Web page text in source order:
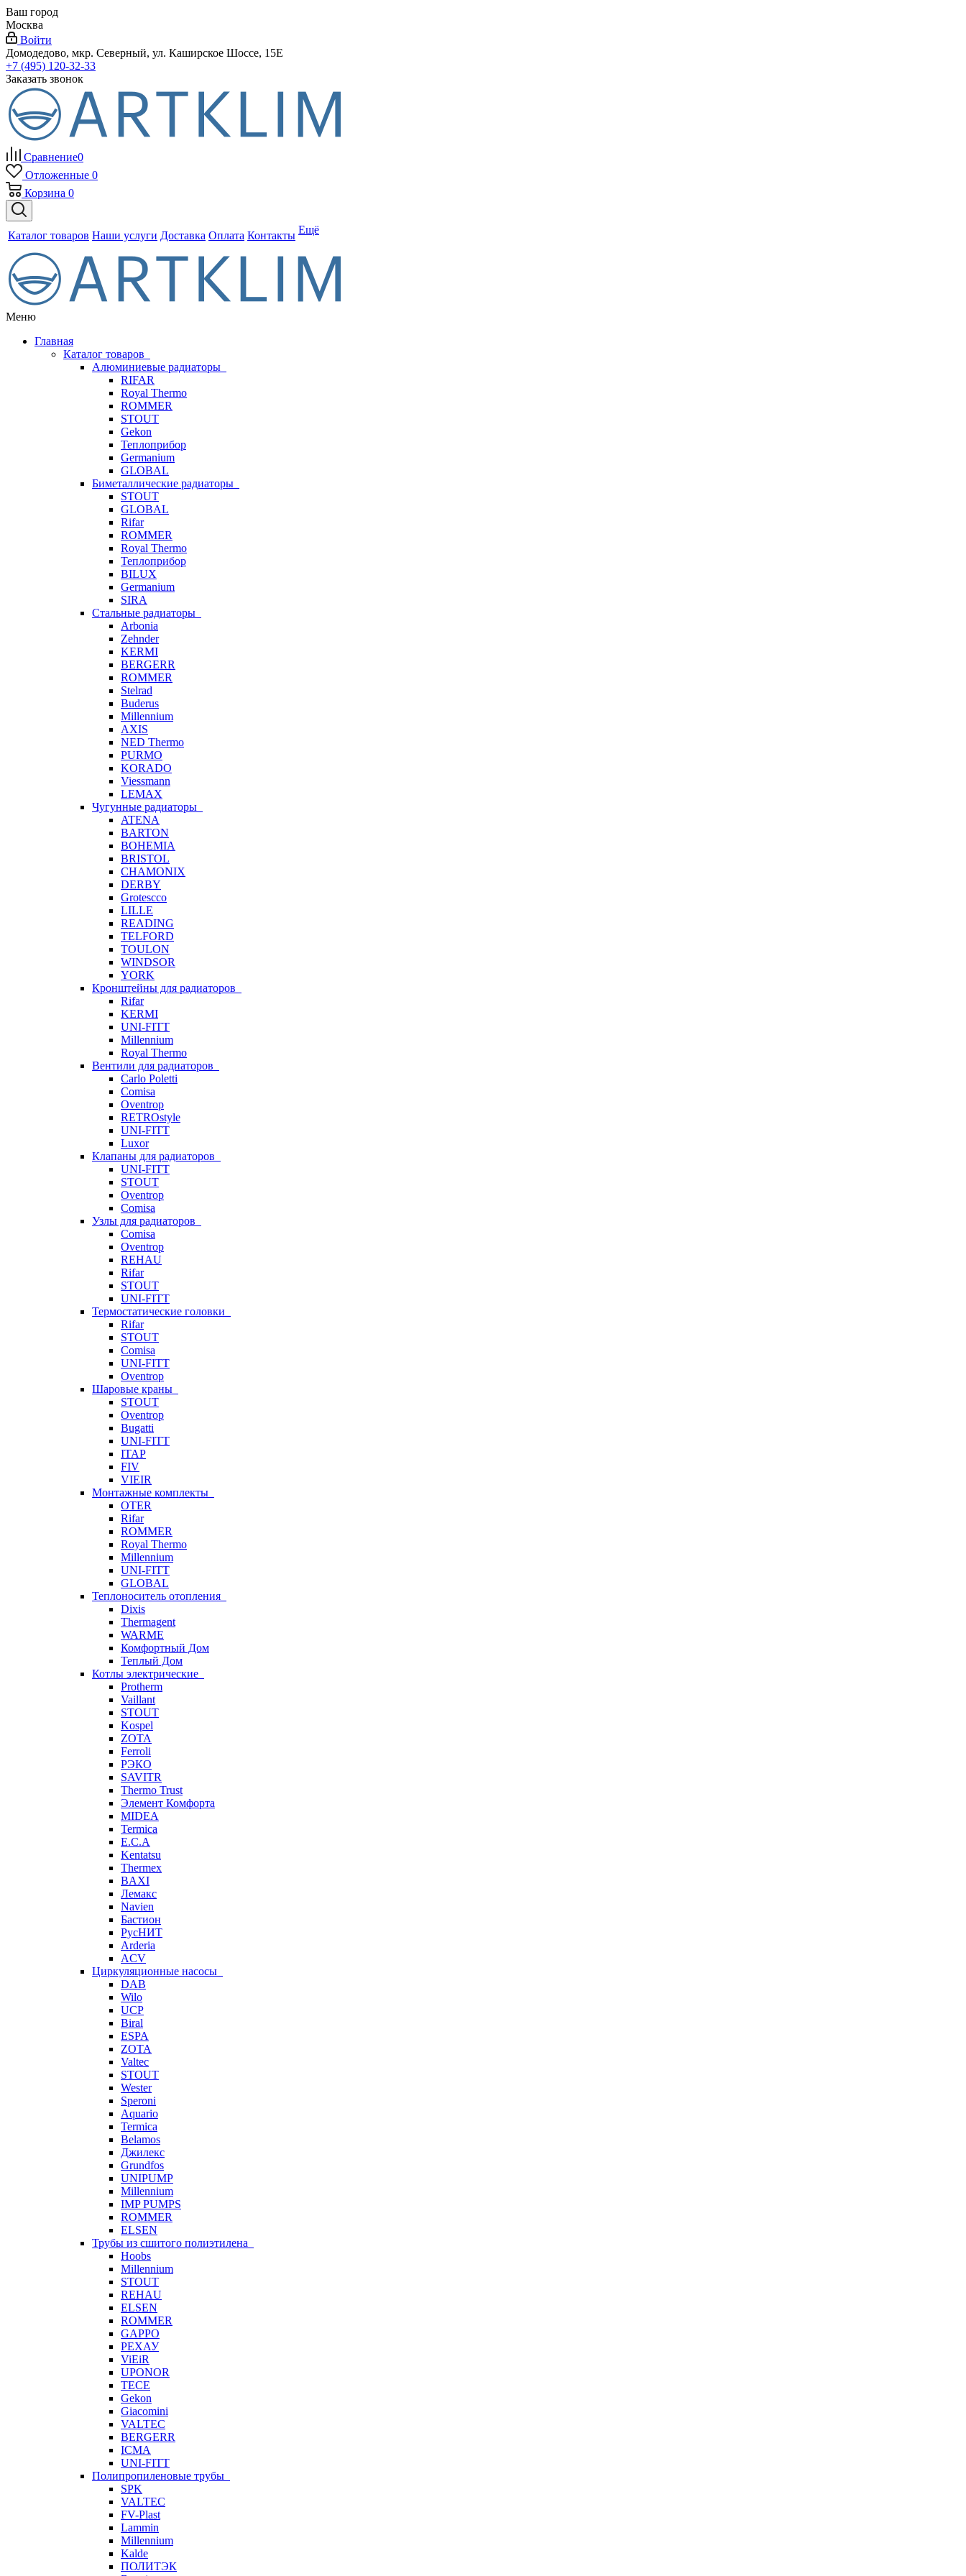
Ваш город
Москва
Войти
Домодедово, мкр. Северный, ул. Каширское Шоссе, 15Е
+7 (495) 120-32-33
Заказать звонок
Сравнение0
Отложенные 0
Корзина 0
Каталог товаров Наши услуги Доставка Оплата Контакты Ещё
Меню
Главная
Каталог товаров
Алюминиевые радиаторы
RIFAR
Royal Thermo
ROMMER
STOUT
Gekon
Теплоприбор
Germanium
GLOBAL
Биметаллические радиаторы
STOUT
GLOBAL
Rifar
ROMMER
Royal Thermo
Теплоприбор
BILUX
Germanium
SIRA
Стальные радиаторы
Arbonia
Zehnder
KERMI
BERGERR
ROMMER
Stelrad
Buderus
Millennium
AXIS
NED Thermo
PURMO
KORADO
Viessmann
LEMAX
Чугунные радиаторы
ATENA
BARTON
BOHEMIA
BRISTOL
CHAMONIX
DERBY
Grotescco
LILLE
READING
TELFORD
TOULON
WINDSOR
YORK
Кронштейны для радиаторов
Rifar
KERMI
UNI-FITT
Millennium
Royal Thermo
Вентили для радиаторов
Carlo Poletti
Comisa
Oventrop
RETROstyle
UNI-FITT
Luxor
Клапаны для радиаторов
UNI-FITT
STOUT
Oventrop
Comisa
Узлы для радиаторов
Comisa
Oventrop
REHAU
Rifar
STOUT
UNI-FITT
Термостатические головки
Rifar
STOUT
Comisa
UNI-FITT
Oventrop
Шаровые краны
STOUT
Oventrop
Bugatti
UNI-FITT
ITAP
FIV
VIEIR
Монтажные комплекты
OTER
Rifar
ROMMER
Royal Thermo
Millennium
UNI-FITT
GLOBAL
Теплоноситель отопления
Dixis
Thermagent
WARME
Комфортный Дом
Теплый Дом
Котлы электрические
Protherm
Vaillant
STOUT
Kospel
ZOTA
Ferroli
РЭКО
SAVITR
Thermo Trust
Элемент Комфорта
MIDEA
Termica
E.C.A
Kentatsu
Thermex
BAXI
Лемакс
Navien
Бастион
РусНИТ
Arderia
ACV
Циркуляционные насосы
DAB
Wilo
UCP
Biral
ESPA
ZOTA
Valtec
STOUT
Wester
Speroni
Aquario
Termica
Belamos
Джилекс
Grundfos
UNIPUMP
Millennium
IMP PUMPS
ROMMER
ELSEN
Трубы из сшитого полиэтилена
Hoobs
Millennium
STOUT
REHAU
ELSEN
ROMMER
GAPPO
РЕХАУ
ViEiR
UPONOR
TECE
Gekon
Giacomini
VALTEC
BERGERR
ICMA
UNI-FITT
Полипропиленовые трубы
SPK
VALTEC
FV-Plast
Lammin
Millennium
Kalde
ПОЛИТЭК